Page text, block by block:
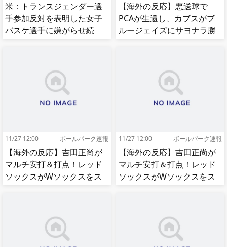
米：トランスジェンダー選
手参加反対を表明した女子
バスケ選手に嫌がらせ続
【海外の反応】悪送球で
PCAが生還し、カブスがブ
ルージェイズにサヨナラ勝
11/27 12:00 ボールパーク速報
【海外の反応】吉田正尚が
マルチ安打＆打点！レッド
ソックスがWソックスをス
11/27 12:00 ボールパーク速報
【海外の反応】吉田正尚が
マルチ安打＆打点！レッド
ソックスがWソックスをス